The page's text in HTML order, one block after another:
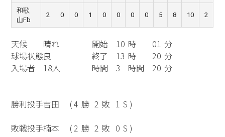
和歌
山Fb
2 0 0 1 0 0 0 0 5 8 10 2
天候
晴れ
球場状態良
入場者
18人
開始 10 時 01 分
終了
13 時 20 分
時間
3 時間 20 分
勝利投手吉田 (4 勝 2 敗 1 S )
敗戦投手楠本 (2 勝 2 敗 0 S )